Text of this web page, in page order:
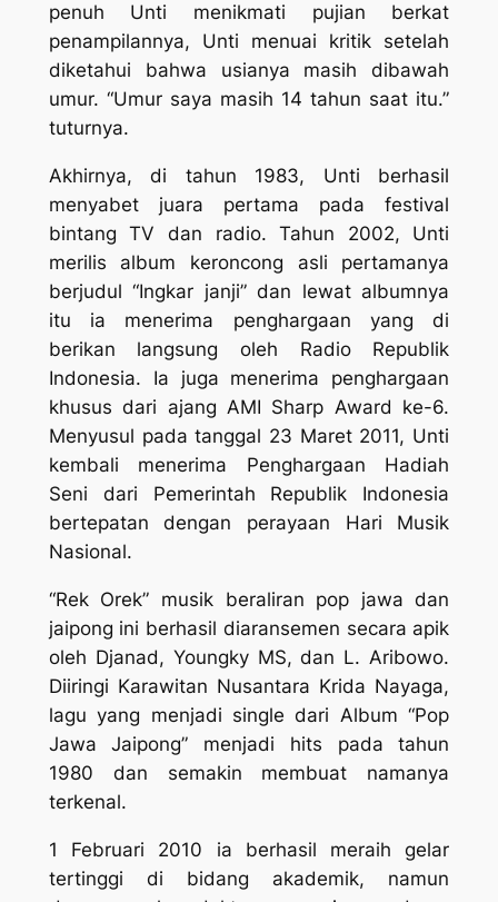
penuh Unti menikmati pujian berkat
penampilannya, Unti menuai kritik setelah
diketahui bahwa usianya masih dibawah
umur. “Umur saya masih 14 tahun saat itu.”
tuturnya.
Akhirnya, di tahun 1983, Unti berhasil
menyabet juara pertama pada festival
bintang TV dan radio. Tahun 2002, Unti
merilis album keroncong asli pertamanya
berjudul “Ingkar janji” dan lewat albumnya
itu ia menerima penghargaan yang di
berikan langsung oleh Radio Republik
Indonesia. Ia juga menerima penghargaan
khusus dari ajang AMI Sharp Award ke-6.
Menyusul pada tanggal 23 Maret 2011, Unti
kembali menerima Penghargaan Hadiah
Seni dari Pemerintah Republik Indonesia
bertepatan dengan perayaan Hari Musik
Nasional.
“Rek Orek” musik beraliran pop jawa dan
jaipong ini berhasil diaransemen secara apik
oleh Djanad, Youngky MS, dan L. Aribowo.
Diiringi Karawitan Nusantara Krida Nayaga,
lagu yang menjadi single dari Album “Pop
Jawa Jaipong” menjadi hits pada tahun
1980 dan semakin membuat namanya
terkenal.
1 Februari 2010 ia berhasil meraih gelar
tertinggi di bidang akademik, namun